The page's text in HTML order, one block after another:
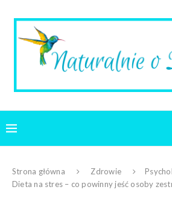
Strona główna Zdrowie
Dieta na stres – co powinny jeść osoby